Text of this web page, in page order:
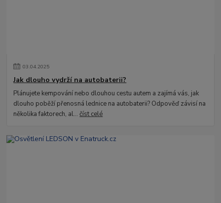
03.04.2025
Jak dlouho vydrží na autobaterii?
Plánujete kempování nebo dlouhou cestu autem a zajímá vás, jak
dlouho poběží přenosná lednice na autobaterii? Odpověď závisí na
několika faktorech, al...číst celé